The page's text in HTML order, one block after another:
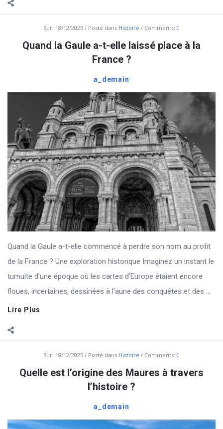
Sur: 18/12/2025 Posté dans Histoire Comments: 0
Quand la Gaule a-t-elle laissé place à la
France ?
a_demain
Quand la Gaule a-t-elle commencé à perdre son nom au profit
de la France ? Une exploration historique Imaginez un instant le
tumulte d’une époque où les cartes d’Europe étaient encore
floues, incertaines, dessinées à l’aune des conquêtes et des ...
Lire Plus
Sur: 18/12/2025 Posté dans Histoire Comments: 0
Quelle est l’origine des Maures à travers
l’histoire ?
a_demain